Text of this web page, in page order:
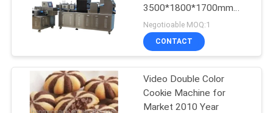
automatique de
Churro
3500*1800*1700mm
with Video
Negotioable MOQ:1
CONTACT
Video Double Color
Cookie Machine for
Market 2010 Year